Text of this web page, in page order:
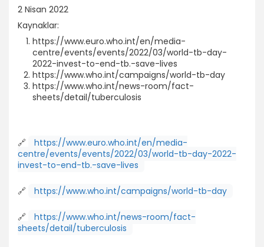
2 Nisan 2022
Kaynaklar:
https://www.euro.who.int/en/media-
centre/events/events/2022/03/world-tb-day-
2022-invest-to-end-tb.-save-lives
https://www.who.int/campaigns/world-tb-day
https://www.who.int/news-room/fact-
sheets/detail/tuberculosis
🔗
https://www.euro.who.int/en/media-
centre/events/events/2022/03/world-tb-day-2022-
invest-to-end-tb.-save-lives
🔗 https://www.who.int/campaigns/world-tb-day
🔗
https://www.who.int/news-room/fact-
sheets/detail/tuberculosis